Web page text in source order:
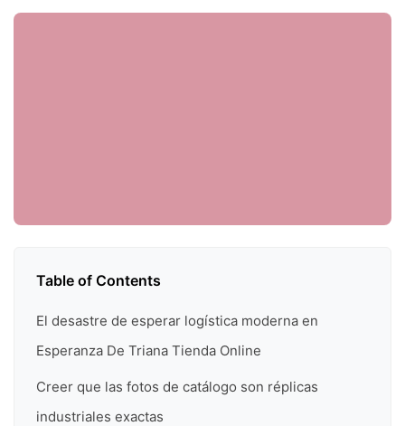
Table of Contents
El desastre de esperar logística moderna en
Esperanza De Triana Tienda Online
Creer que las fotos de catálogo son réplicas
industriales exactas